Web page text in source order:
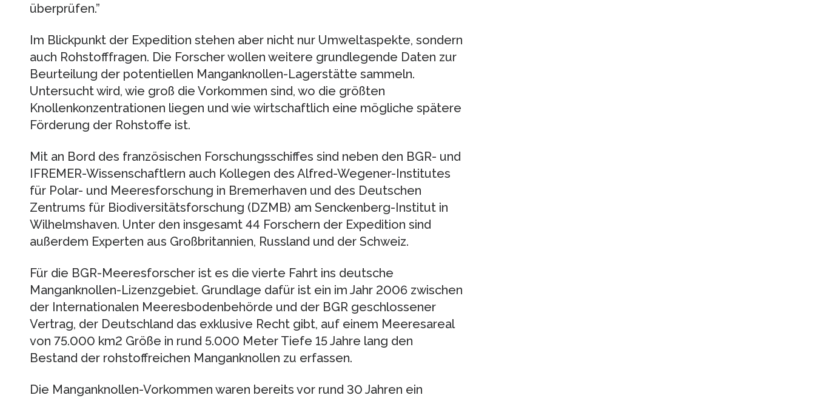
überprüfen.”
Im Blickpunkt der Expedition stehen aber nicht nur Umweltaspekte, sondern
auch Rohstofffragen. Die Forscher wollen weitere grundlegende Daten zur
Beurteilung der potentiellen Manganknollen-Lagerstätte sammeln.
Untersucht wird, wie groß die Vorkommen sind, wo die größten
Knollenkonzentrationen liegen und wie wirtschaftlich eine mögliche spätere
Förderung der Rohstoffe ist.
Mit an Bord des französischen Forschungsschiffes sind neben den BGR- und
IFREMER-Wissenschaftlern auch Kollegen des Alfred-Wegener-Institutes
für Polar- und Meeresforschung in Bremerhaven und des Deutschen
Zentrums für Biodiversitätsforschung (DZMB) am Senckenberg-Institut in
Wilhelmshaven. Unter den insgesamt 44 Forschern der Expedition sind
außerdem Experten aus Großbritannien, Russland und der Schweiz.
Für die BGR-Meeresforscher ist es die vierte Fahrt ins deutsche
Manganknollen-Lizenzgebiet. Grundlage dafür ist ein im Jahr 2006 zwischen
der Internationalen Meeresbodenbehörde und der BGR geschlossener
Vertrag, der Deutschland das exklusive Recht gibt, auf einem Meeresareal
von 75.000 km2 Größe in rund 5.000 Meter Tiefe 15 Jahre lang den
Bestand der rohstoffreichen Manganknollen zu erfassen.
Die Manganknollen-Vorkommen waren bereits vor rund 30 Jahren ein